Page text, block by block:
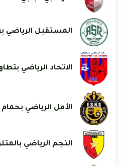
المستقبل الرياضي
الاتحاد الرياضي
الأمل الرياضي
النجم الرياضي